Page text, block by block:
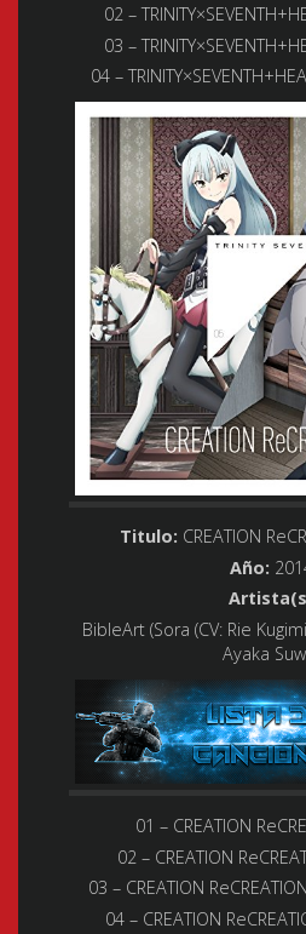
02 –
03 –
04 –
Titulo: CREATION
Año:
BibleArt (Sora (CV: Rie
Ayaka
01 – CREATION
02 – CREATION
03 – CREATION
04 – CREATION